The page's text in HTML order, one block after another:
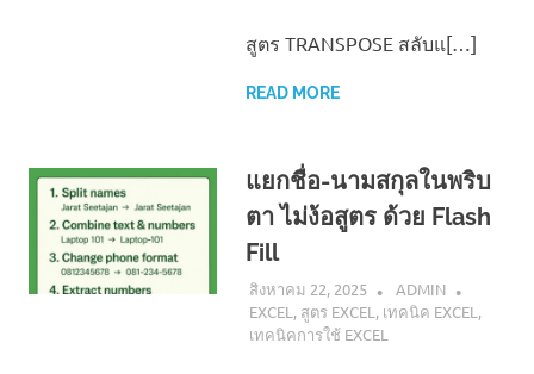
สูตร TRANSPOSE สลับแ[…]
READ MORE
แยกชื่อ-นามสกุลในพริบ
ตา ไม่ง้อสูตร ด้วย Flash
Fill
สิงหาคม 22, 2025
ADMIN
EXCEL , สูตร EXCEL , เทคนิค EXCEL ,
เทคนิคการใช้ EXCEL